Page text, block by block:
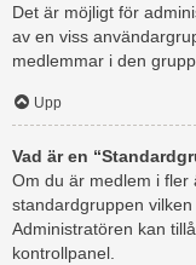
Det är möjligt för
av en viss
medlemmar i den
Upp
Vad är en
Om du är medlem i
standardgruppen
Administratören kan
kontrollpanel.